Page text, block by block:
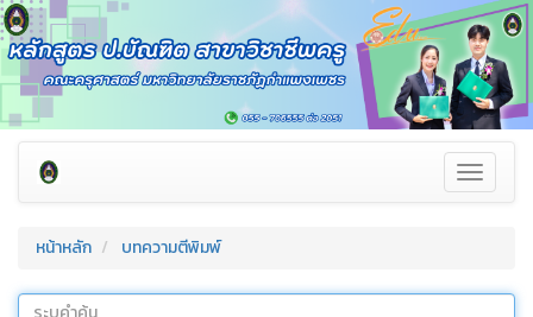
Toggle
หน้าหลัก
บทความตีพิมพ์